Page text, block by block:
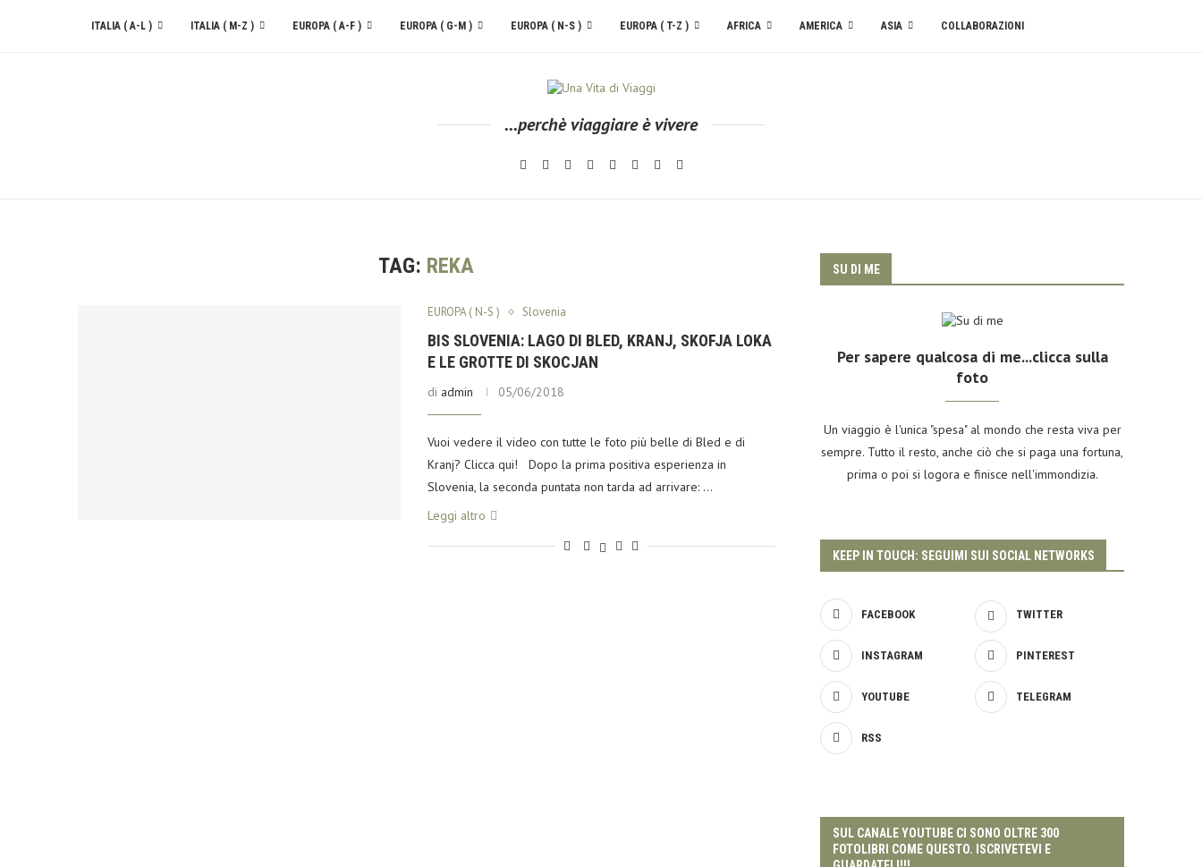
ITALIA ( A-L ) ITALIA ( M-Z ) EUROPA ( A-F ) EUROPA ( G-M ) EUROPA ( N-S ) EUROPA ( T-Z ) AFRICA AMERICA ASIA COLLABORAZIONI
...perchè viaggiare è vivere
TAG: REKA
EUROPA ( N-S ) Slovenia
BIS SLOVENIA: LAGO DI BLED, KRANJ, SKOFJA LOKA
E LE GROTTE DI SKOCJAN
di admin 05/06/2018
Vuoi vedere il video con tutte le foto più belle di Bled e di
Kranj? Clicca qui! Dopo la prima positiva esperienza in
Slovenia, la seconda puntata non tarda ad arrivare: …
Leggi altro
SU DI ME
Per sapere qualcosa di me...clicca sulla
foto
Un viaggio è l'unica "spesa" al mondo che resta viva per
sempre. Tutto il resto, anche ciò che si paga una fortuna,
prima o poi si logora e finisce nell'immondizia.
KEEP IN TOUCH: SEGUIMI SUI SOCIAL NETWORKS
FACEBOOK TWITTER
INSTAGRAM PINTEREST
YOUTUBE TELEGRAM
RSS
SUL CANALE YOUTUBE CI SONO OLTRE 300
FOTOLIBRI COME QUESTO. ISCRIVETEVI E